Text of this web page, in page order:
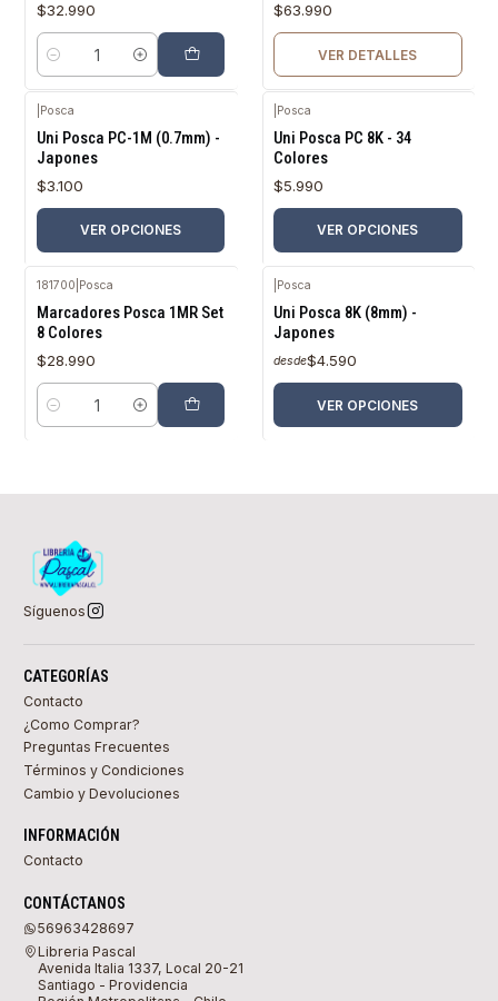
$32.990
Cantidad
$63.990
VER DETALLES
Posca
Uni Posca PC-1M (0.7mm) -
Japones
$3.100
VER OPCIONES
Posca
Uni Posca PC 8K - 34
Colores
$5.990
VER OPCIONES
181700 Posca
Marcadores Posca 1MR Set
8 Colores
$28.990
Cantidad
Posca
Uni Posca 8K (8mm) -
Japones
desde$4.590
VER OPCIONES
Síguenos
CATEGORÍAS
Contacto
¿Como Comprar?
Preguntas Frecuentes
Términos y Condiciones
Cambio y Devoluciones
INFORMACIÓN
Contacto
CONTÁCTANOS
56963428697
Libreria Pascal
Avenida Italia 1337, Local 20-21
Santiago - Providencia